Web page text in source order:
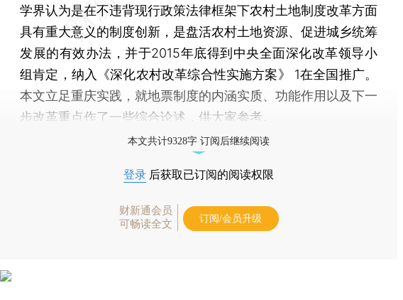
学界认为是在不违背现行政策法律框架下农村土地制度改革方面
具有重大意义的制度创新，是盘活农村土地资源、促进城乡统筹
发展的有效办法，并于2015年底得到中央全面深化改革领导小
组肯定，纳入《深化农村改革综合性实施方案》 1在全国推广。
本文立足重庆实践，就地票制度的内涵实质、功能作用以及下一
步改革重点作了一些综合论述，供大家参考。
本文共计9328字 订阅后继续阅读
登录 后获取已订阅的阅读权限
财新通会员
可畅读全文
订阅/会员升级